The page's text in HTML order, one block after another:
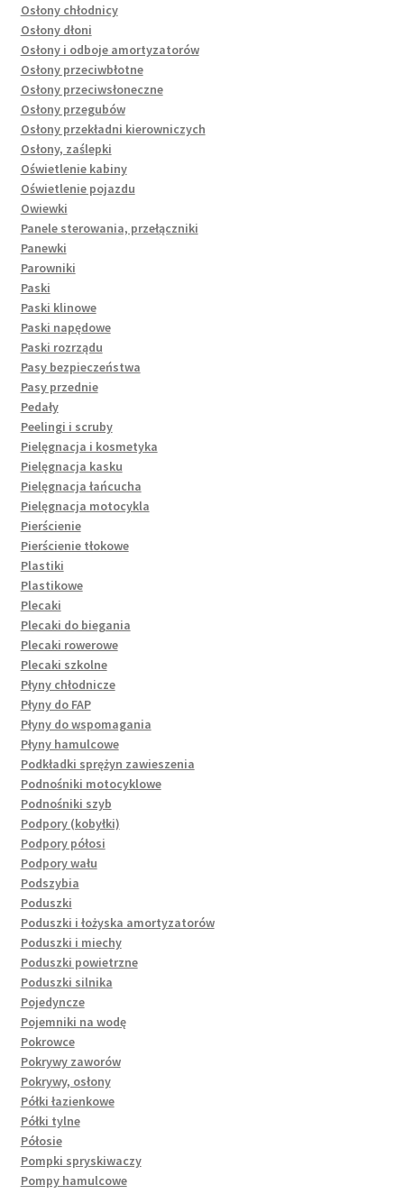
Osłony chłodnicy
Osłony dłoni
Osłony i odboje amortyzatorów
Osłony przeciwbłotne
Osłony przeciwsłoneczne
Osłony przegubów
Osłony przekładni kierowniczych
Osłony, zaślepki
Oświetlenie kabiny
Oświetlenie pojazdu
Owiewki
Panele sterowania, przełączniki
Panewki
Parowniki
Paski
Paski klinowe
Paski napędowe
Paski rozrządu
Pasy bezpieczeństwa
Pasy przednie
Pedały
Peelingi i scruby
Pielęgnacja i kosmetyka
Pielęgnacja kasku
Pielęgnacja łańcucha
Pielęgnacja motocykla
Pierścienie
Pierścienie tłokowe
Plastiki
Plastikowe
Plecaki
Plecaki do biegania
Plecaki rowerowe
Plecaki szkolne
Płyny chłodnicze
Płyny do FAP
Płyny do wspomagania
Płyny hamulcowe
Podkładki sprężyn zawieszenia
Podnośniki motocyklowe
Podnośniki szyb
Podpory (kobyłki)
Podpory półosi
Podpory wału
Podszybia
Poduszki
Poduszki i łożyska amortyzatorów
Poduszki i miechy
Poduszki powietrzne
Poduszki silnika
Pojedyncze
Pojemniki na wodę
Pokrowce
Pokrywy zaworów
Pokrywy, osłony
Półki łazienkowe
Półki tylne
Półosie
Pompki spryskiwaczy
Pompy hamulcowe